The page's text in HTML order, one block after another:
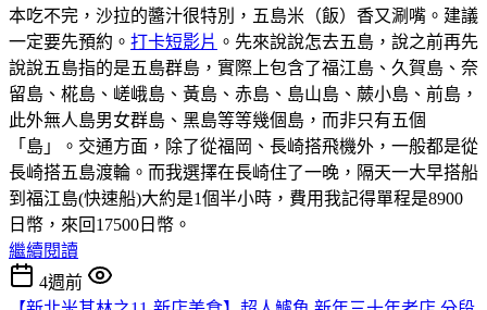
本吃不完，沙拉的醬汁很特別，五島米（飯）香又涮嘴。建議
一定要先預約。 打卡短影片 。先來說說怎去五島，說之前再先
說說五島指的是五島群島，實際上包含了福江島、久賀島、奈
留島、椛島、嵯峨島、黃島、赤島、島山島、蕨小島、前島，
此外無人島男女群島、黑島等等幾個島，而非只有五個
「島」。交通方面，除了從福岡、長崎搭飛機外，一般都是從
長崎搭五島渡輪。而我選擇在長崎住了一晚，隔天一大早搭船
到福江島(快速船)大約是1個半小時，費用我記得單程是8900
日幣，來回17500日幣。
繼續閱讀
4週前